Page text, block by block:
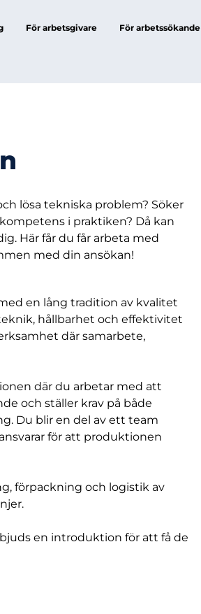
För arbetsgivare För arbetssökande
lösa tekniska problem? Söker
i praktiken? Då kan
Här får du får arbeta med
med din ansökan!
en lång tradition av kvalitet
hållbarhet och effektivitet
där samarbete,
där du arbetar med att
och ställer krav på både
Du blir en del av ett team
för att produktionen
förpackning och logistik av
en introduktion för att få de